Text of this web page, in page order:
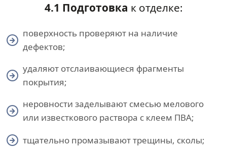
4.1 Подготовка к отделке:
поверхность проверяют на наличие
дефектов;
удаляют отслаивающиеся фрагменты
покрытия;
неровности заделывают смесью мелового
или известкового раствора с клеем ПВА;
тщательно промазывают трещины, сколы;